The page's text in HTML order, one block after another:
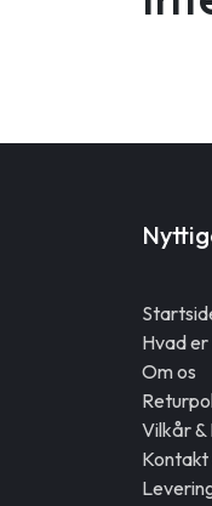
Hvad er
Om os
Vilkår &
Kontakt